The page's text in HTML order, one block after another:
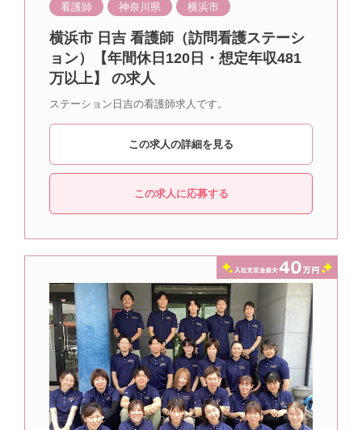
看護師 神奈川県 横浜市
横浜市 日吉 看護師（訪問看護ステーシ
ョン）【年間休日120日・想定年収481
万以上】 の求人
ステーション日吉の看護師求人です。
この求人の詳細を見る
この求人に応募する